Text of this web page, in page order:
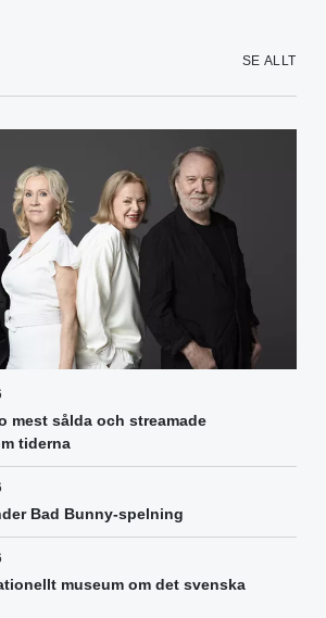
SE ALLT
mest sålda och streamade
tiderna
Bad Bunny-spelning
museum om det svenska